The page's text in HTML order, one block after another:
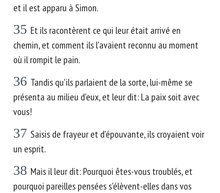
et il est apparu à Simon.
35 Et ils racontèrent ce qui leur était arrivé en
chemin, et comment ils l'avaient reconnu au moment
où il rompit le pain.
36 Tandis qu'ils parlaient de la sorte, lui-même se
présenta au milieu d'eux, et leur dit: La paix soit avec
vous!
37 Saisis de frayeur et d'épouvante, ils croyaient voir
un esprit.
38 Mais il leur dit: Pourquoi êtes-vous troublés, et
pourquoi pareilles pensées s'élèvent-elles dans vos